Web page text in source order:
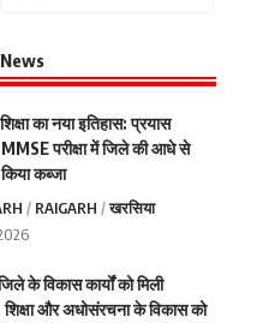
का नया इतिहास: प्रयास
परीक्षा में जिले की आधे से
कब्जा
RAIGARH
खरसिया
के विकास कार्यों को मिली
शिक्षा और अधोसंरचना के विकास को